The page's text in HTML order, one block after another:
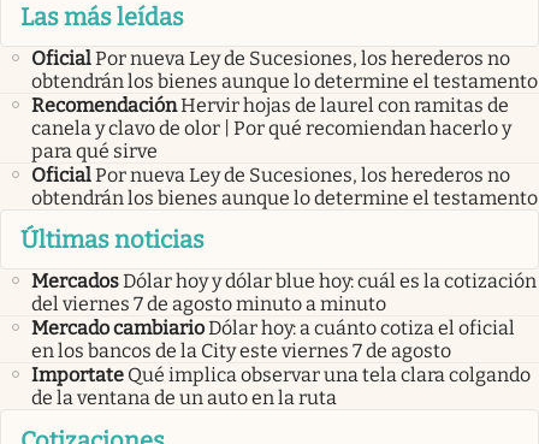
Las más leídas
OficialPor nueva Ley de Sucesiones, los herederos no
obtendrán los bienes aunque lo determine el testamento
RecomendaciónHervir hojas de laurel con ramitas de
canela y clavo de olor | Por qué recomiendan hacerlo y
para qué sirve
OficialPor nueva Ley de Sucesiones, los herederos no
obtendrán los bienes aunque lo determine el testamento
Últimas noticias
MercadosDólar hoy y dólar blue hoy: cuál es la cotización
del viernes 7 de agosto minuto a minuto
Mercado cambiarioDólar hoy: a cuánto cotiza el oficial
en los bancos de la City este viernes 7 de agosto
Importate Qué implica observar una tela clara colgando
de la ventana de un auto en la ruta